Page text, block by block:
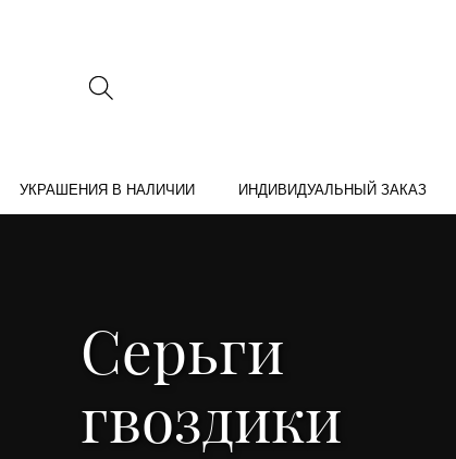
УКРАШЕНИЯ В НАЛИЧИИ ИНДИВИДУАЛЬНЫЙ ЗАКАЗ
Серьги
гвоздики